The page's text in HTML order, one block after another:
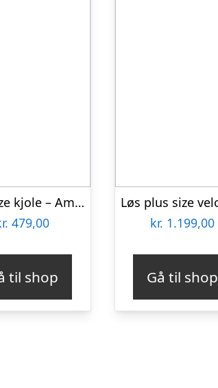
Plus size kjole – Ama Red Hot Lava
479,00
til shop
kr. 1.199,00
Gå til shop